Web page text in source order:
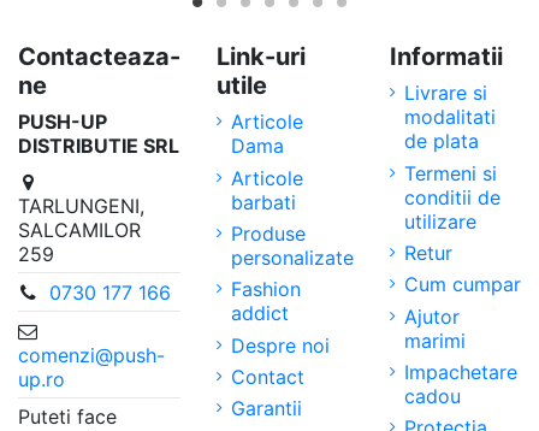
Contacteaza-
ne
PUSH-UP
DISTRIBUTIE SRL
TARLUNGENI,
SALCAMILOR
259
0730 177 166
comenzi@push-
up.ro
Puteti face
Link-uri
utile
Articole
Dama
Articole
barbati
Produse
personalizate
Fashion
addict
Despre noi
Contact
Garantii
Informatii
Livrare si
modalitati
de plata
Termeni si
conditii de
utilizare
Retur
Cum cumpar
Ajutor
marimi
Impachetare
cadou